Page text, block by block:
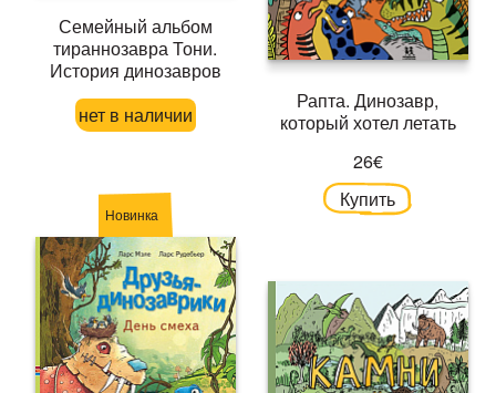
Семейный альбом
тираннозавра Тони.
История динозавров
нет в наличии
Рапта. Динозавр,
который хотел летать
26€
Купить
Новинка